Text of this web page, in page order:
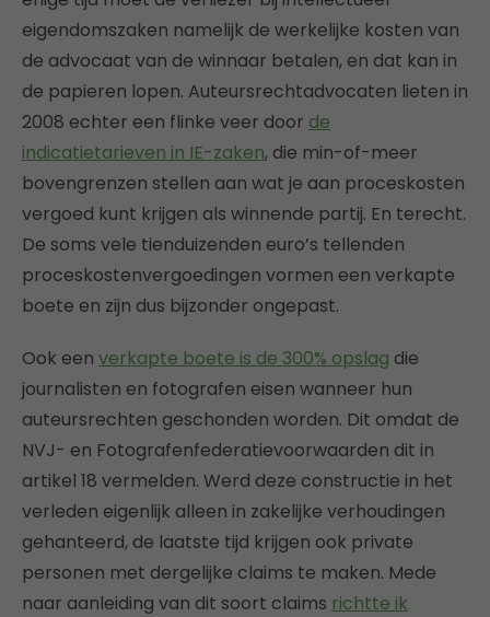
eigendomszaken namelijk de werkelijke kosten van
de advocaat van de winnaar betalen, en dat kan in
de papieren lopen. Auteursrechtadvocaten lieten in
2008 echter een flinke veer door de
indicatietarieven in IE-zaken, die min-of-meer
bovengrenzen stellen aan wat je aan proceskosten
vergoed kunt krijgen als winnende partij. En terecht.
De soms vele tienduizenden euro’s tellenden
proceskostenvergoedingen vormen een verkapte
boete en zijn dus bijzonder ongepast.
Ook een verkapte boete is de 300% opslag die
journalisten en fotografen eisen wanneer hun
auteursrechten geschonden worden. Dit omdat de
NVJ- en Fotografenfederatievoorwaarden dit in
artikel 18 vermelden. Werd deze constructie in het
verleden eigenlijk alleen in zakelijke verhoudingen
gehanteerd, de laatste tijd krijgen ook private
personen met dergelijke claims te maken. Mede
naar aanleiding van dit soort claims richtte ik